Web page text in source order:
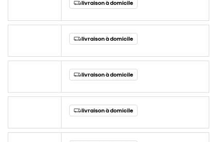
livraison à domicile
livraison à domicile
livraison à domicile
livraison à domicile